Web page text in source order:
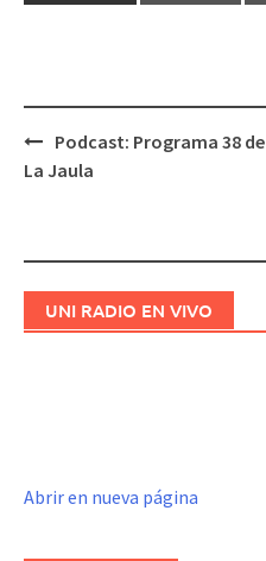
Navegación
Podcast: Programa 38 de
La Jaula
UNI RADIO EN VIVO
Abrir en nueva página